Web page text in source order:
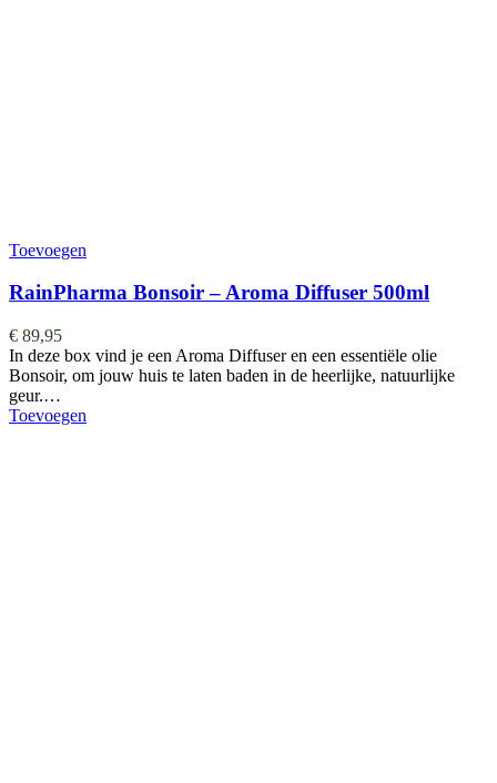
Toevoegen
RainPharma Bonsoir – Aroma Diffuser 500ml
€ 89,95
In deze box vind je een Aroma Diffuser en een essentiële olie
Bonsoir, om jouw huis te laten baden in de heerlijke, natuurlijke
geur.…
Toevoegen